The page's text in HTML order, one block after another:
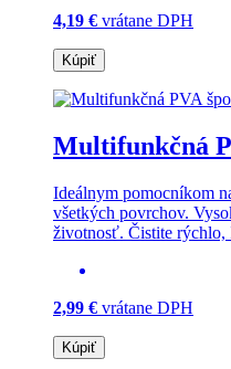
4,19 € vrátane DPH
Kúpiť
Multifunkčná
Ideálnym pomocníkom
všetkých povrchov.
životnosť. Čistite rýchlo,
2,99 € vrátane DPH
Kúpiť